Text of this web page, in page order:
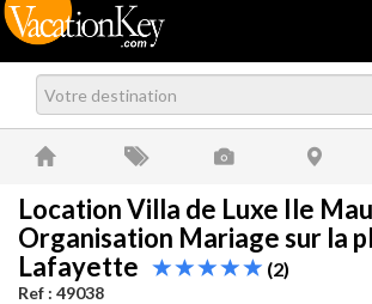
Location Villa de Luxe Ile
Organisation Mariage sur la
Lafayette
(2)
Ref : 49038